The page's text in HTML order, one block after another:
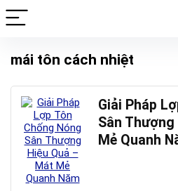
mái tôn cách nhiệt
Giải Pháp
Sân
Mẻ Quanh